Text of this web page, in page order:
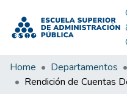
Home Departamentos